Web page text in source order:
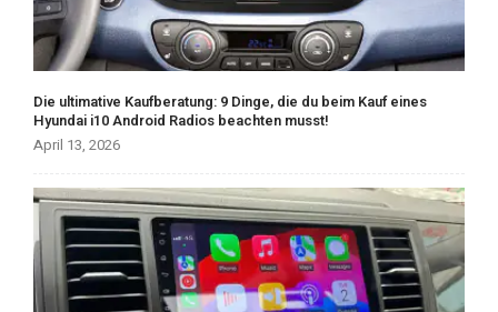
Die ultimative Kaufberatung: 9 Dinge, die du beim Kauf eines
Hyundai i10 Android Radios beachten musst!
April 13, 2026